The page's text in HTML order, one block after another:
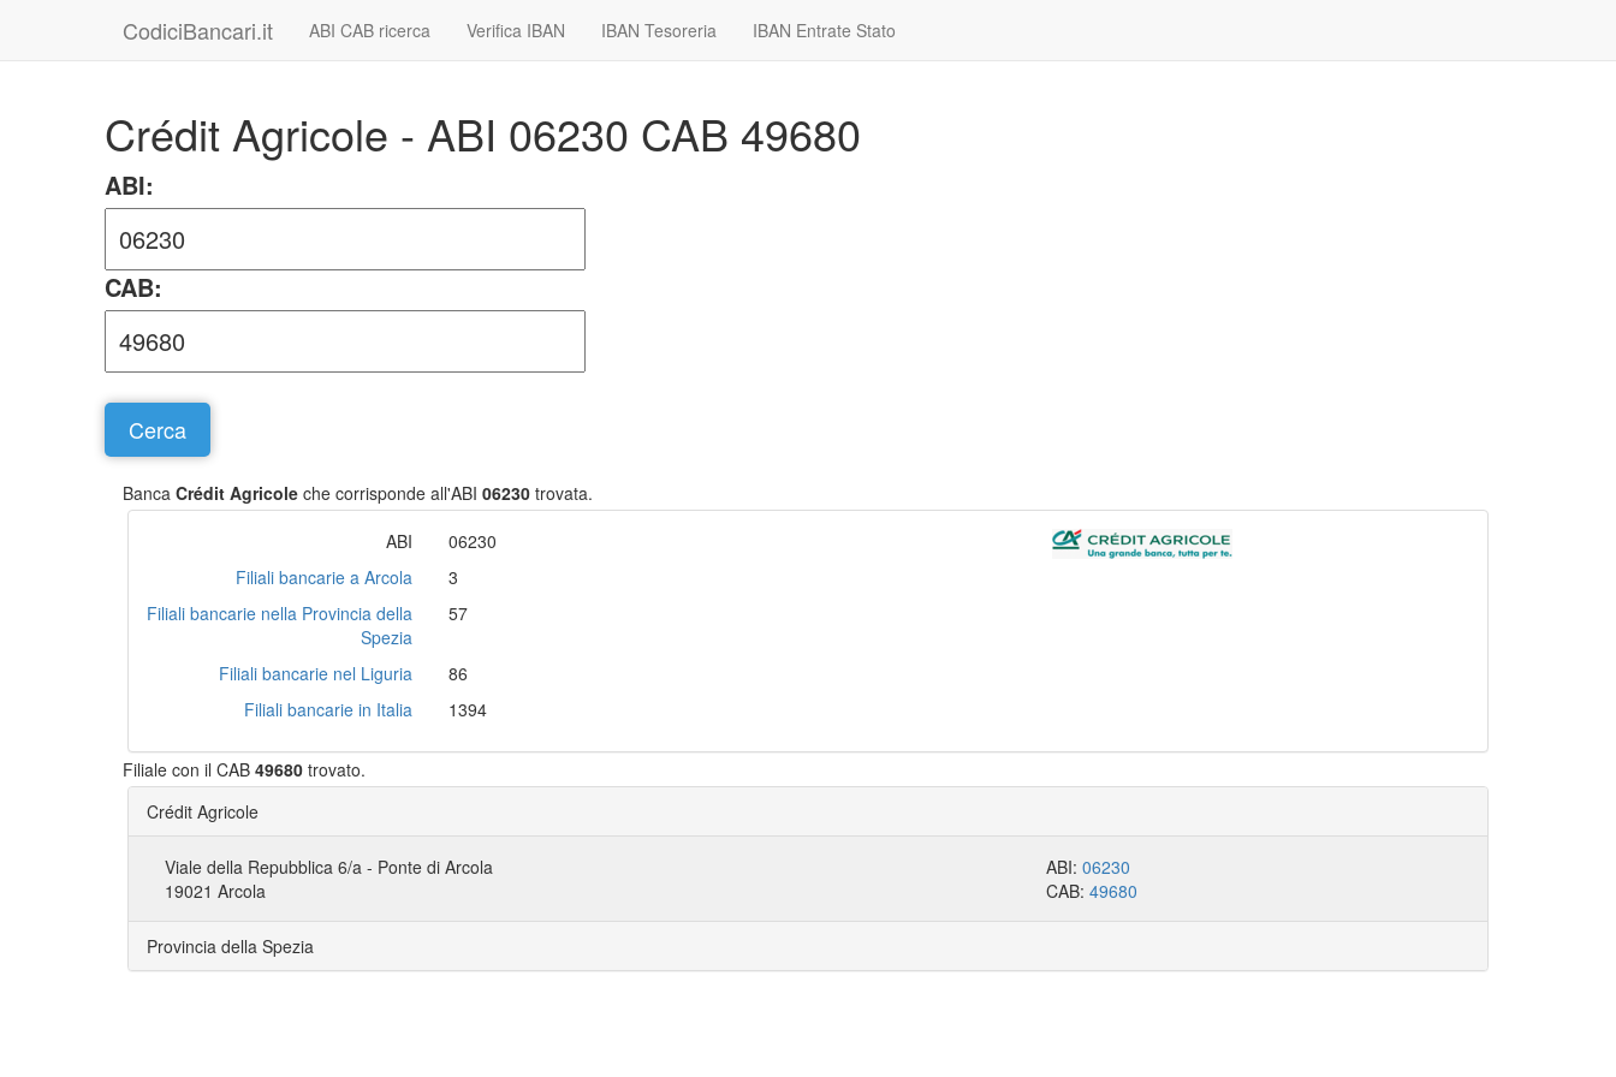
CodiciBancari.it ABI CAB ricerca Verifica IBAN IBAN Tesoreria IBAN Entrate Stato
Crédit Agricole - ABI 06230 CAB 49680
ABI:
CAB:
Banca Crédit Agricole che corrisponde all'ABI 06230 trovata.
ABI
06230
Filiali bancarie a Arcola
3
Filiali bancarie nella Provincia della
Spezia
57
Filiali bancarie nel Liguria
86
Filiali bancarie in Italia
1394
Filiale con il CAB 49680 trovato.
Crédit Agricole
Viale della Repubblica 6/a - Ponte di Arcola
19021 Arcola
ABI:06230
CAB:49680
Provincia della Spezia